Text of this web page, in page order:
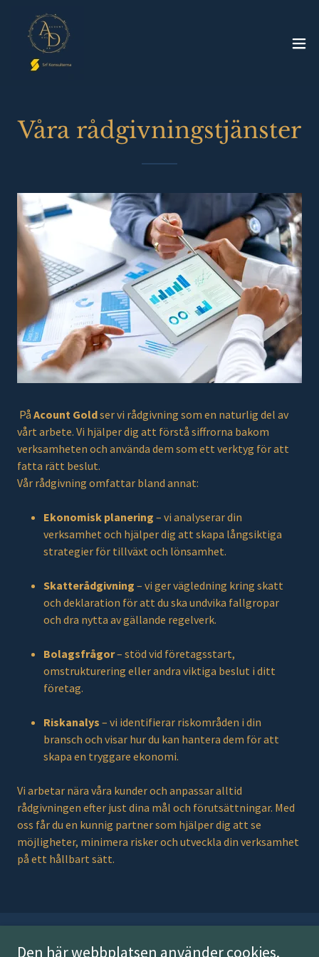
Våra rådgivningstjänster
På Acount Goldser vi rådgivning som en naturlig del av
vårt arbete. Vi hjälper dig att förstå siffrorna bakom
verksamheten och använda dem som ett verktyg för att
fatta rätt beslut.
Vår rådgivning omfattar bland annat:
Ekonomisk planering – vi analyserar din
verksamhet och hjälper dig att skapa långsiktiga
strategier för tillväxt och lönsamhet.
Skatterådgivning – vi ger vägledning kring skatt
och deklaration för att du ska undvika fallgropar
och dra nytta av gällande regelverk.
Bolagsfrågor– stöd vid företagsstart,
omstrukturering eller andra viktiga beslut i ditt
företag.
Riskanalys – vi identifierar riskområden i din
bransch och visar hur du kan hantera dem för att
skapa en tryggare ekonomi.
Vi arbetar nära våra kunder och anpassar alltid
rådgivningen efter just dina mål och förutsättningar. Med
oss får du en kunnig partner som hjälper dig att se
möjligheter, minimera risker och utveckla din verksamhet
på ett hållbart sätt.
Tel: 08-992474
Den här webbplatsen använder cookies.